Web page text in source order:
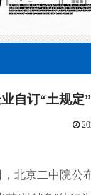
自订“土规定
，北京二中院公